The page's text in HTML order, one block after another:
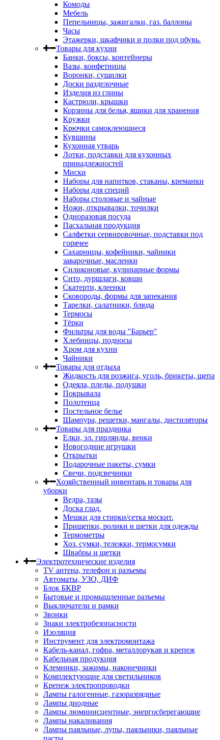
Комоды
Мебель
Пепельницы, зажигалки, газ. баллоны
Часы
Этажерки, шкафчики и полки под обувь.
Товары для кухни
Банки, боксы, контейнеры
Вазы, конфетницы
Воронки, сушилки
Доски разделочные
Изделия из глины
Кастрюли, крышки
Корзины для белья, ящики для хранения
Кружки
Крючки самоклеющиеся
Кувшины
Кухонная утварь
Лотки, подставки для кухонных
принадлежностей
Миски
Наборы для напитков, стаканы, креманки
Наборы для специй
Наборы столовые и чайные
Ножи, открывалки, точилки
Одноразовая посуда
Пасхальная продукция
Салфетки сервировочные, подставки под
горячее
Сахарницы, кофейники, чайники
заварочные, масленки
Силиконовые, кулинарные формы
Сито, дуршлаги, ковши
Скатерти, клеенки
Сковороды, формы для запекания
Тарелки, салатники, блюда
Термосы
Тёрки
Фильтры для воды "Барьер"
Хлебницы, подносы
Хром для кухни
Чайники
Товары для отдыха
Жидкость для розжига, уголь, брикеты, щепа
Одеяла, пледы, подушки
Покрывала
Полотенца
Постельное белье
Шампура, решетки, мангалы, дистиляторы
Товары для праздника
Елки, эл. гирлянды, венки
Новогодние игрушки
Открытки
Подарочные пакеты, сумки
Свечи, подсвечники
Хозяйственный инвентарь и товары для
уборки
Ведра, тазы
Доска глад.
Мешки для стирки/сетка москит.
Прищепки, ролики и щетки для одежды
Термометры
Хоз. сумки, тележки, термосумки
Швабры и щетки
Электротехнические изделия
TV aнтена, телефон и разъемы
Автоматы, УЗО, ДИФ
Блок БКВР
Бытовые и промышленные разъемы
Выключатели и рамки
Звонки
Знаки электробезопасности
Изоляция
Инструмент для электромонтажа
Кабель-канал, гофра, металлорукав и крепеж
Кабельная продукция
Клемники, зажимы, наконечники
Комплектующие для светильников
Крепеж электропроводки
Лампы галогенные, газоразрядные
Лампы диодные
Лампы люминисцентные, энергосберегающие
Лампы накаливания
Лампы паяльные, лупы, паяльники, паяльные
пасты